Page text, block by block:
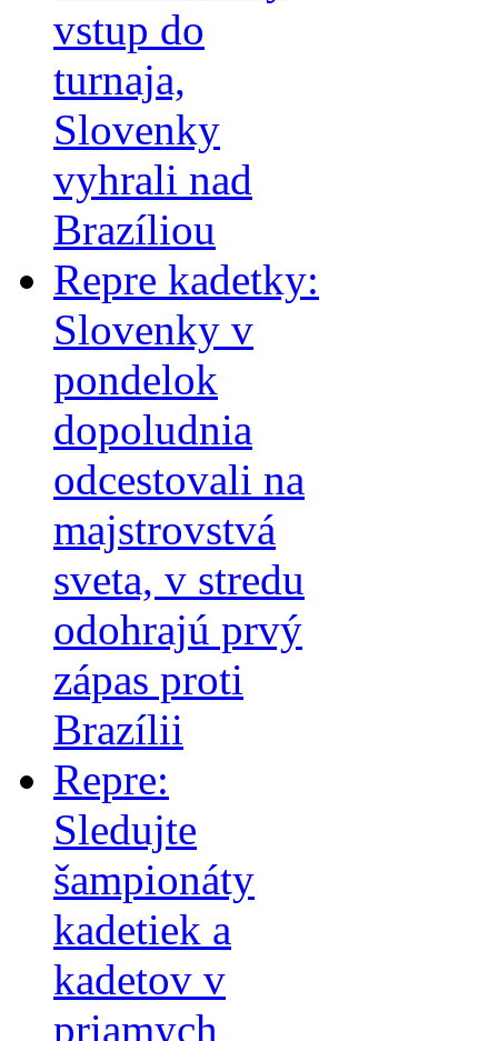
vstup do
turnaja,
Slovenky
vyhrali nad
Brazíliou
Repre kadetky:
Slovenky v
pondelok
dopoludnia
odcestovali na
majstrovstvá
sveta, v stredu
odohrajú prvý
zápas proti
Brazílii
Repre:
Sledujte
šampionáty
kadetiek a
kadetov v
priamych